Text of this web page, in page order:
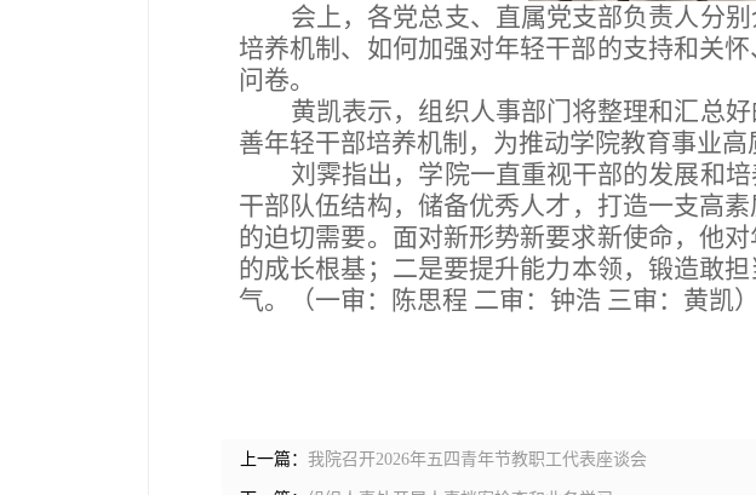
会上，各党总支、直属党支部负责人分
培养机制、如何加强对年轻干部的支持和关怀
问卷。
黄凯表示，组织人事部门将整理和汇总
善年轻干部培养机制，为推动学院教育事业
刘霁指出，学院一直重视干部的发展和培
干部队伍结构，储备优秀 人才 ，打造一支高
的迫切需要。面对新形势新要求新使命，他
的成长根基； 二是要提升能力本领，锻造敢担
气。
（一审：陈思程 二审：钟浩 三审：黄凯）
上一篇： 我院召开2026年五四青年节教职工代表座谈会